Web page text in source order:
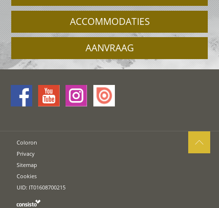
ACCOMMODATIES
AANVRAAG
Coloron
Privacy
Sitemap
Cookies
UID: IT01608700215